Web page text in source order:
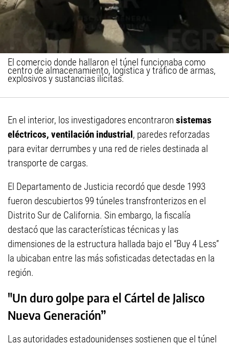
El comercio donde hallaron el túnel funcionaba como
centro de almacenamiento, logística y tráfico de armas,
explosivos y sustancias ilícitas.
En el interior, los investigadores encontraron sistemas
eléctricos, ventilación industrial, paredes reforzadas
para evitar derrumbes y una red de rieles destinada al
transporte de cargas.
El Departamento de Justicia recordó que desde 1993
fueron descubiertos 99 túneles transfronterizos en el
Distrito Sur de California. Sin embargo, la fiscalía
destacó que las características técnicas y las
dimensiones de la estructura hallada bajo el “Buy 4 Less”
la ubicaban entre las más sofisticadas detectadas en la
región.
"Un duro golpe para el Cártel de Jalisco
Nueva Generación”
Las autoridades estadounidenses sostienen que el túnel